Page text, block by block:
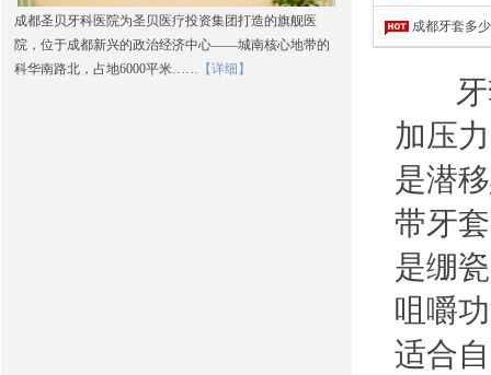
成都牙套多
牙套
加压
是潜
带牙
是绷
咀嚼
适合
成都圣贝牙科医院为圣贝医疗投资集团打造的旗舰医
院，位于成都新兴的政治经济中心——城南核心地带的
科华南路北，占地6000平米…… 【详细】